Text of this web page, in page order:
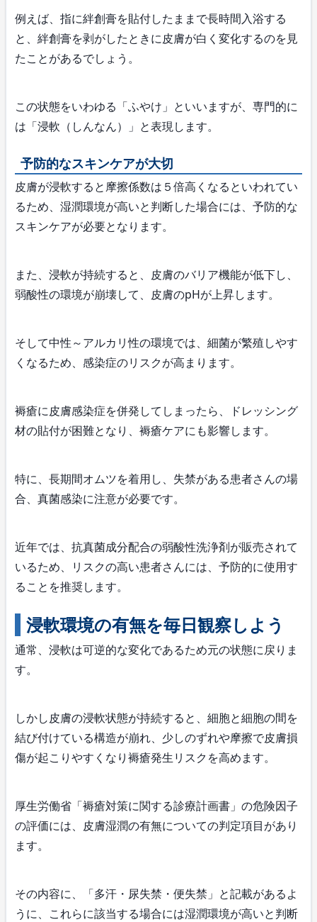
例えば、指に絆創膏を貼付したままで長時間入浴する
と、絆創膏を剥がしたときに皮膚が白く変化するのを見
たことがあるでしょう。
この状態をいわゆる「ふやけ」といいますが、専門的に
は「浸軟（しんなん）」と表現します。
予防的なスキンケアが大切
皮膚が浸軟すると摩擦係数は５倍高くなるといわれてい
るため、湿潤環境が高いと判断した場合には、予防的な
スキンケアが必要となります。
また、浸軟が持続すると、皮膚のバリア機能が低下し、
弱酸性の環境が崩壊して、皮膚のpHが上昇します。
そして中性～アルカリ性の環境では、細菌が繁殖しやす
くなるため、感染症のリスクが高まります。
褥瘡に皮膚感染症を併発してしまったら、ドレッシング
材の貼付が困難となり、褥瘡ケアにも影響します。
特に、長期間オムツを着用し、失禁がある患者さんの場
合、真菌感染に注意が必要です。
近年では、抗真菌成分配合の弱酸性洗浄剤が販売されて
いるため、リスクの高い患者さんには、予防的に使用す
ることを推奨します。
浸軟環境の有無を毎日観察しよう
通常、浸軟は可逆的な変化であるため元の状態に戻りま
す。
しかし皮膚の浸軟状態が持続すると、細胞と細胞の間を
結び付けている構造が崩れ、少しのずれや摩擦で皮膚損
傷が起こりやすくなり褥瘡発生リスクを高めます。
厚生労働省「褥瘡対策に関する診療計画書」の危険因子
の評価には、皮膚湿潤の有無についての判定項目があり
ます。
その内容に、「多汗・尿失禁・便失禁」と記載があるよ
うに、これらに該当する場合には湿潤環境が高いと判断